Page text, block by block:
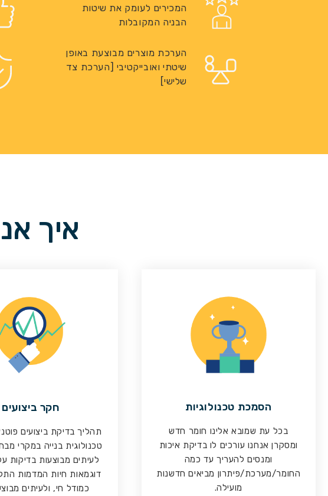
המכירים לעומק את שיטות
הבניה המקובלות
הערכת מוצרים מבוצעת באופן
שיטתי ואובייקטיבי [הערכת צד
שלישי]
איך
הסמכת טכנולוגיות
בכל עת שמובא אלינו חומר חדש
ומסקרן אנחנו עורכים לו בדיקת איכות
ומנסים להעריך עד כמה
החומר/מערכת/פיתרון מביאים חדשנות
מועילה.
חקר ביצועים
תהליך בדיקת ביצועים
טכנולוגית בנייה במקרי
לעיתים מבוצעות בדיקות
דוגמאות חיות המדמות
כמודל חי, ולעיתים